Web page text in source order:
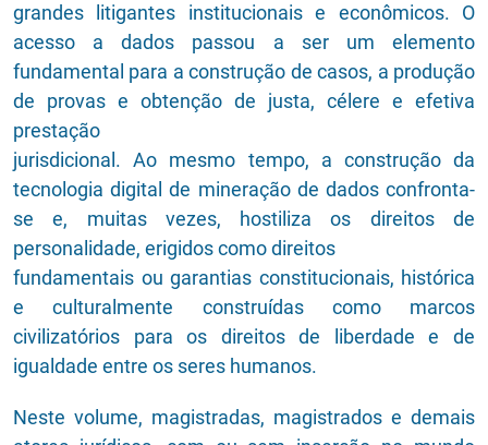
grandes litigantes institucionais e econômicos. O
acesso a dados passou a ser um elemento
fundamental para a construção de casos, a produção
de provas e obtenção de justa, célere e efetiva
prestação
jurisdicional. Ao mesmo tempo, a construção da
tecnologia digital de mineração de dados confronta-
se e, muitas vezes, hostiliza os direitos de
personalidade, erigidos como direitos
fundamentais ou garantias constitucionais, histórica
e culturalmente construídas como marcos
civilizatórios para os direitos de liberdade e de
igualdade entre os seres humanos.
Neste volume, magistradas, magistrados e demais